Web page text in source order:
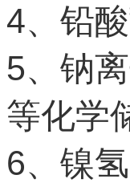
4、铅
5、钠
等化学
6、镍